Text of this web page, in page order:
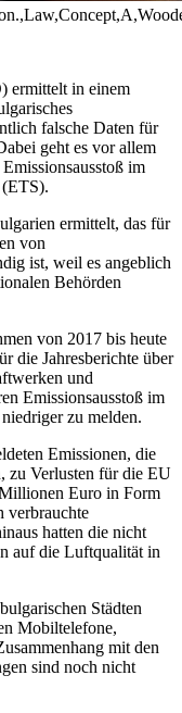
ermittelt in einem
falsche Daten für
geht es vor allem
im
(ETS).
ermittelt, das für
von
ist, weil es angeblich
Behörden
von 2017 bis heute
die Jahresberichte über
und
Emissionsausstoß im
zu melden.
Emissionen, die
zu Verlusten für die EU
Euro in Form
verbrauchte
hatten die nicht
auf die Luftqualität in
Städten
Mobiltelefone,
mit den
sind noch nicht